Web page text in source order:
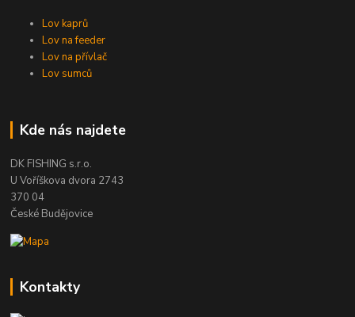
Lov kaprů
Lov na feeder
Lov na přívlač
Lov sumců
Kde nás najdete
DK FISHING s.r.o.
U Voříškova dvora 2743
370 04
České Budějovice
Kontakty